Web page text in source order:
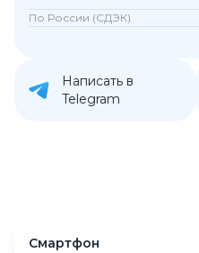
По России (СДЭК)
Написать в
Telegram
Смартфон